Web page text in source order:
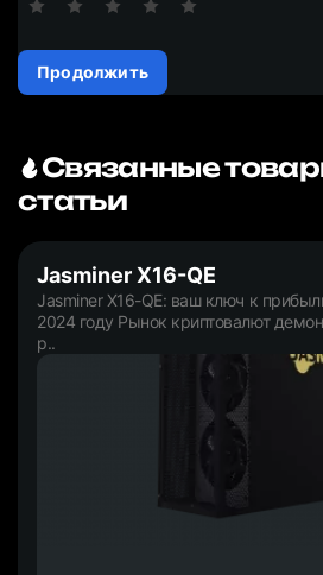
Продолжить
Связанные
статьи
Jasminer X16-QE
Jasminer X16-QE: ваш ключ к
2024 году Рынок криптовалют
р..